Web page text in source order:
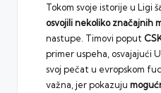
Tokom svoje istorije u Ligi
osvojili nekoliko značajnih
nastupe. Timovi poput
primer uspeha, osvajajući
svoj pečat u evropskom
važna, jer pokazuju